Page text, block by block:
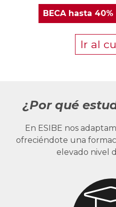
BECA hasta 40%
Ir al
¿Por qué
En ESIBE nos
ofreciéndote una
elevado nivel